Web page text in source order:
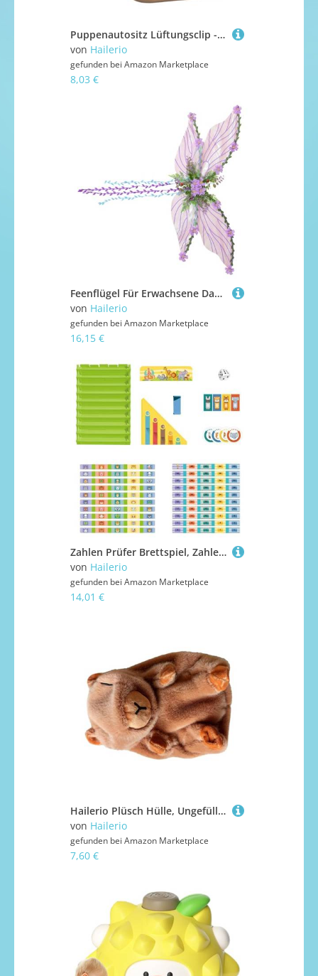
Puppenautositz Lüftungsclip - Puppenautositz | Tischdekoration Plüsch Spielzeug Autositz Für Limousine Kreative Spielbegeisterte
von Hailerio
gefunden bei Amazon Marketplace
8,03 €
Feenflügel Für Erwachsene Damen - Schmetterlings Kostüm Flügel Mit 3D Und Blättern Deko - Verkleidungsaccessoire Für Mädchen Frauen Fantasieveranstaltungen Bühnenauftritt
von Hailerio
gefunden bei Amazon Marketplace
16,15 €
Zahlen Prüfer Brettspiel, Zahlen Mathe Spiel Tierspiel Dame Set, Lernspielzeug Für Vorschule Familienfeiern Kindergarten Mädchen Klassenzimmer
von Hailerio
gefunden bei Amazon Marketplace
14,01 €
Hailerio Plüsch Hülle, Ungefüllte Plüschtier Hülle, Nähprojekt Materialien Weiches Handarbeitszubehör Für Jugendliche Frauen Erwachsene Und Kinder
von Hailerio
gefunden bei Amazon Marketplace
7,60 €